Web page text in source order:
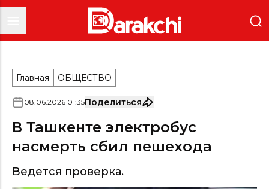
Главная ОБЩЕСТВО
08.06.2026 01:35Поделиться
В Ташкенте электробус
насмерть сбил пешехода
Ведется проверка.